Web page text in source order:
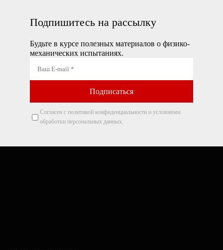
Подпишитесь на рассылку
Будьте в курсе полезных материалов о физико-
механических испытаниях.
Согласен с политикой конфиденциальности и условиями
обработки персональных данных.